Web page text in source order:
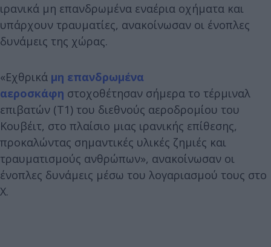
ιρανικά μη επανδρωμένα εναέρια οχήματα και
υπάρχουν τραυματίες, ανακοίνωσαν οι ένοπλες
δυνάμεις της χώρας.
«Εχθρικά μη επανδρωμένα
αεροσκάφη στοχοθέτησαν σήμερα το τέρμιναλ
επιβατών (T1) του διεθνούς αεροδρομίου του
Κουβέιτ, στο πλαίσιο μιας ιρανικής επίθεσης,
προκαλώντας σημαντικές υλικές ζημιές και
τραυματισμούς ανθρώπων», ανακοίνωσαν οι
ένοπλες δυνάμεις μέσω του λογαριασμού τους στο
X.